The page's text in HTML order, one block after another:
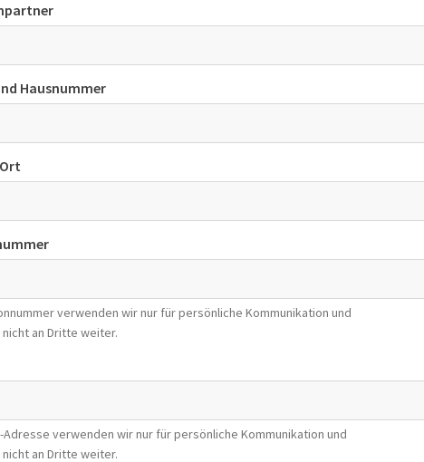
Hausnummer
verwenden wir nur für persönliche Kommunikation und
an Dritte weiter.
Adresse verwenden wir nur für persönliche Kommunikation und
an Dritte weiter.